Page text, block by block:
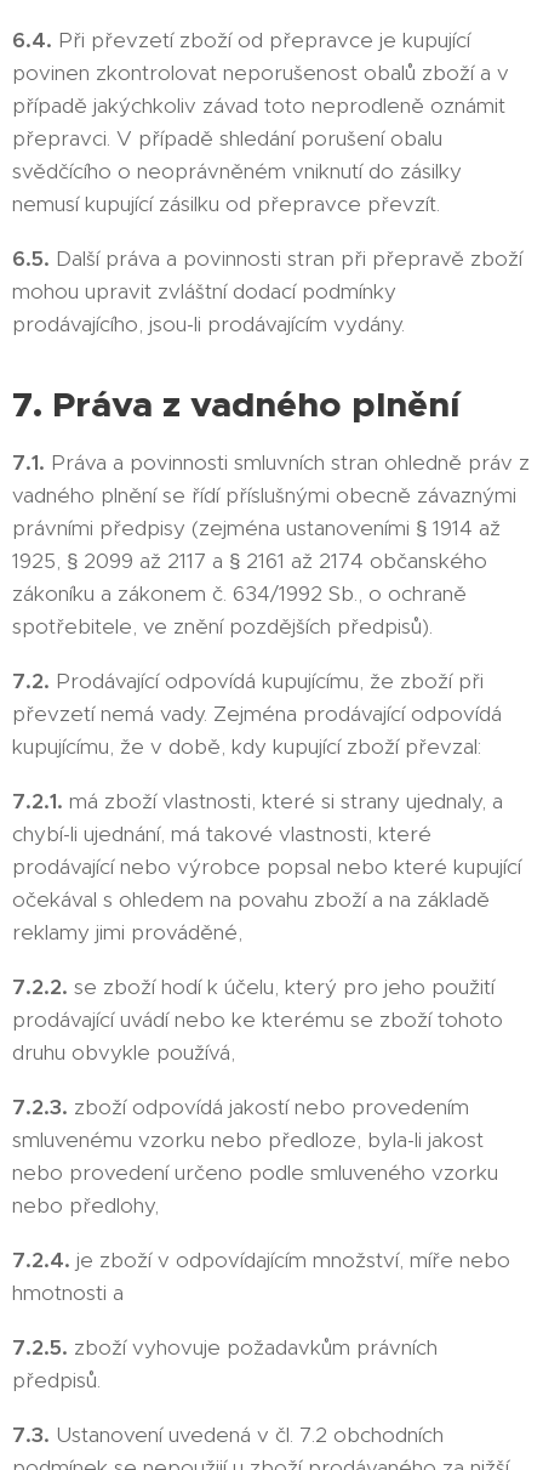
6.4. Při převzetí zboží od přepravce je kupující
povinen zkontrolovat neporušenost obalů zboží a v
případě jakýchkoliv závad toto neprodleně oznámit
přepravci. V případě shledání porušení obalu
svědčícího o neoprávněném vniknutí do zásilky
nemusí kupující zásilku od přepravce převzít.
6.5. Další práva a povinnosti stran při přepravě zboží
mohou upravit zvláštní dodací podmínky
prodávajícího, jsou-li prodávajícím vydány.
7. Práva z vadného plnění
7.1. Práva a povinnosti smluvních stran ohledně práv z
vadného plnění se řídí příslušnými obecně závaznými
právními předpisy (zejména ustanoveními § 1914 až
1925, § 2099 až 2117 a § 2161 až 2174 občanského
zákoníku a zákonem č. 634/1992 Sb., o ochraně
spotřebitele, ve znění pozdějších předpisů).
7.2. Prodávající odpovídá kupujícímu, že zboží při
převzetí nemá vady. Zejména prodávající odpovídá
kupujícímu, že v době, kdy kupující zboží převzal:
7.2.1. má zboží vlastnosti, které si strany ujednaly, a
chybí-li ujednání, má takové vlastnosti, které
prodávající nebo výrobce popsal nebo které kupující
očekával s ohledem na povahu zboží a na základě
reklamy jimi prováděné,
7.2.2. se zboží hodí k účelu, který pro jeho použití
prodávající uvádí nebo ke kterému se zboží tohoto
druhu obvykle používá,
7.2.3. zboží odpovídá jakostí nebo provedením
smluvenému vzorku nebo předloze, byla-li jakost
nebo provedení určeno podle smluveného vzorku
nebo předlohy,
7.2.4. je zboží v odpovídajícím množství, míře nebo
hmotnosti a
7.2.5. zboží vyhovuje požadavkům právních
předpisů.
7.3. Ustanovení uvedená v čl. 7.2 obchodních